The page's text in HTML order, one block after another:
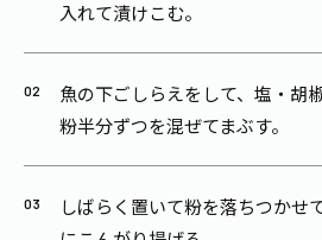
入れて漬けこむ。
魚の下ごしらえをして、塩・胡
粉半分ずつを混ぜてまぶす。
しばらく置いて粉を落ちつかせ